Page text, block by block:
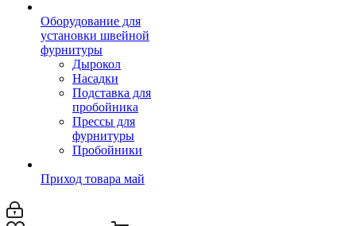
Оборудование для
установки швейной
фурнитуры
Дырокол
Насадки
Подставка для
пробойника
Прессы для
фурнитуры
Пробойники
Приход товара май